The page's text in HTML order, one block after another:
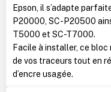
Epson, il s’adapte
P20000, SC-P20500
T5000 et SC-T7000.
Facile à installer, ce
de vos traceurs tout en
d’encre usagée.